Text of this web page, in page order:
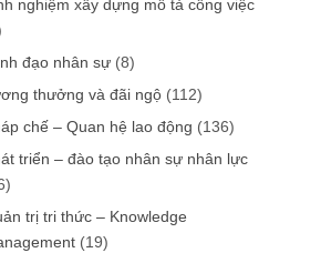
nghiệm xây dựng mô tả công việc
đạo nhân sự (8)
thưởng và đãi ngộ (112)
chế – Quan hệ lao động (136)
triển – đào tạo nhân sự nhân lực
trị tri thức – Knowledge
(19)